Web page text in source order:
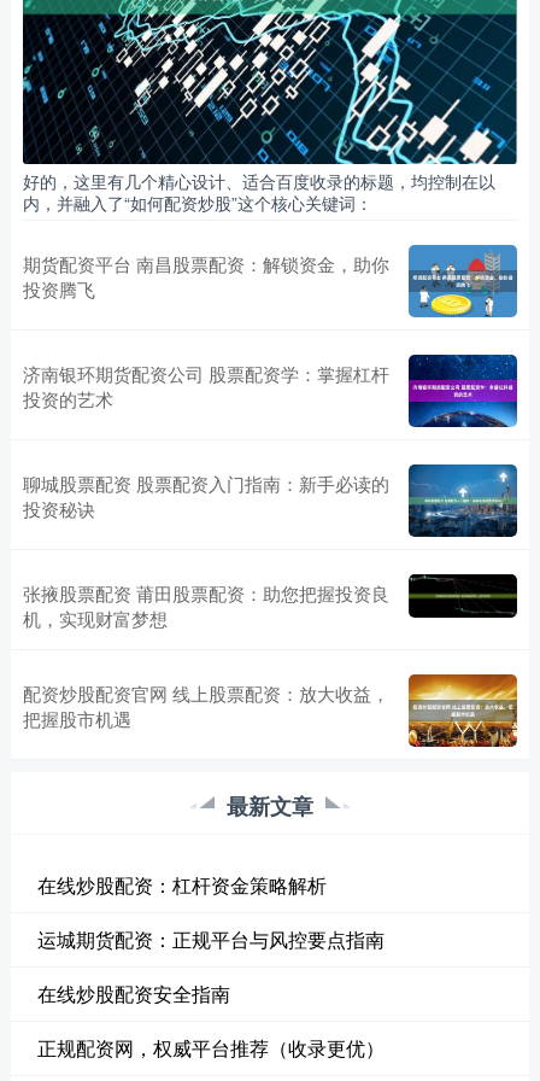
好的，这里有几个精心设计、适合百度收录的标题，均控制在以
内，并融入了“如何配资炒股”这个核心关键词：
期货配资平台 南昌股票配资：解锁资金，助你
投资腾飞
济南银环期货配资公司 股票配资学：掌握杠杆
投资的艺术
聊城股票配资 股票配资入门指南：新手必读的
投资秘诀
张掖股票配资 莆田股票配资：助您把握投资良
机，实现财富梦想
配资炒股配资官网 线上股票配资：放大收益，
把握股市机遇
最新文章
在线炒股配资：杠杆资金策略解析
运城期货配资：正规平台与风控要点指南
在线炒股配资安全指南
正规配资网，权威平台推荐（收录更优）